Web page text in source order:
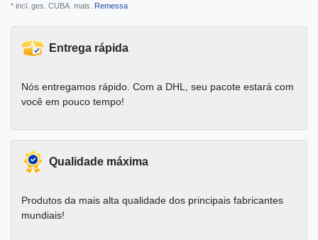
* incl. ges. CUBA. mais. Remessa
Entrega rápida
Nós entregamos rápido. Com a DHL, seu pacote estará com
você em pouco tempo!
Qualidade máxima
Produtos da mais alta qualidade dos principais fabricantes
mundiais!